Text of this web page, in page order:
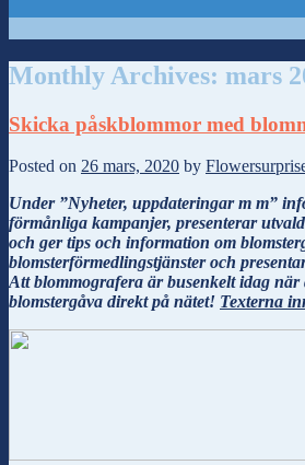
Monthly Archives: mars
Skicka påskblommor med
Posted on 26 mars, 2020 by
Under ”Nyheter, uppdateringar m m”
förmånliga kampanjer, presenterar
och ger tips och information om
blomsterförmedlingstjänster och
Att blommografera är busenkelt idag när
blomstergåva direkt på nätet! Texterna